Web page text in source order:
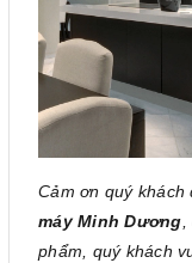
Cảm ơn quý khách
máy Minh Dương,
phẩm, quý khách